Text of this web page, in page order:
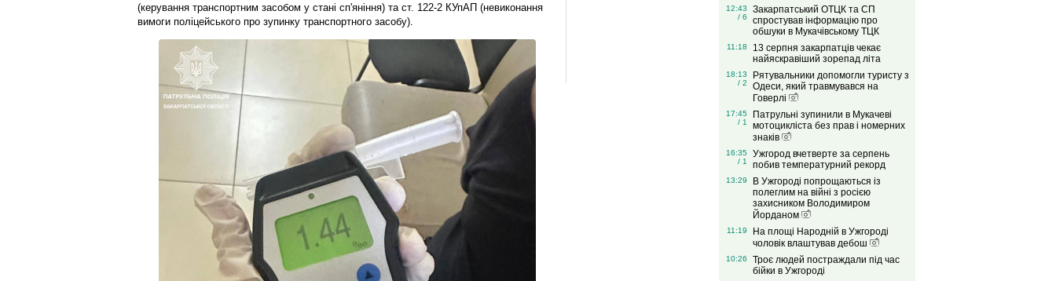
(керування транспортним засобом у стані сп'яніння) та ст. 122-2 КУпАП (невиконання
вимоги поліцейського про зупинку транспортного засобу).
12:43
/ 6
Закарпатський ОТЦК та СП
спростував інформацію про
обшуки в Мукачівському ТЦК
11:18
13 серпня закарпатців чекає
найяскравіший зорепад літа
18:13
/ 2
Рятувальники допомогли туристу з
Одеси, який травмувався на
Говерлі
17:45
/ 1
Патрульні зупинили в Мукачеві
мотоцикліста без прав і номерних
знаків
16:35
/ 1
Ужгород вчетверте за серпень
побив температурний рекорд
13:29
В Ужгороді попрощаються із
полеглим на війні з росією
захисником Володимиром
Йорданом
11:19
На площі Народній в Ужгороді
чоловік влаштував дебош
10:26
Троє людей постраждали під час
бійки в Ужгороді